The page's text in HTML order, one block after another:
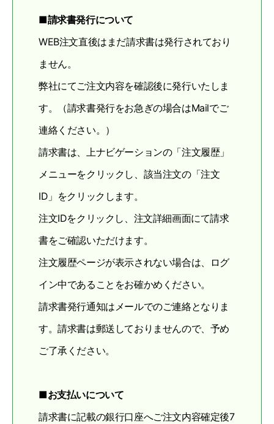
■請求書発行について
WEB注文直後はまだ請求書は発行されており
ません。
弊社にてご注文内容を確認後に発行いたしま
す。（請求書発行をお急ぎの場合はMailでご
連絡ください。）
請求書は、上ナビゲーションの「注文履歴」
メニューをクリックし、該当注文の「注文
ID」をクリックします。
注文IDをクリックし、注文詳細画面にて請求
書をご確認いただけます。
注文履歴ページが表示されない場合は、ログ
イン中であることをお確かめください。
請求書発行通知はメールでのご連絡となりま
す。請求書は郵送しておりませんので、予め
ご了承ください。
■お支払いについて
請求書に記載の銀行口座へご注文内容確定後7